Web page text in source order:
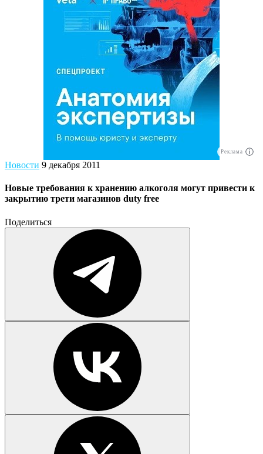
Реклама
Новости 9 декабря 2011
Новые требования к хранению алкоголя могут привести к
закрытию трети магазинов duty free
Поделиться